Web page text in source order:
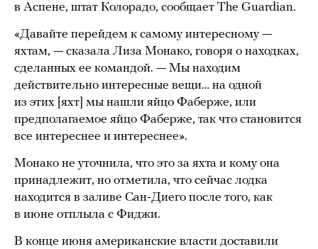
в Аспене, штат Колорадо, сообщает The Guardian.
«Давайте перейдем к самому интересному —
яхтам, — сказала Лиза Монако, говоря о находках,
сделанных ее командой. — Мы находим
действительно интересные вещи… на одной
из этих [яхт] мы нашли яйцо Фаберже, или
предполагаемое яйцо Фаберже, так что становится
все интереснее и интереснее».
Монако не уточнила, что это за яхта и кому она
принадлежит, но отметила, что сейчас лодка
находится в заливе Сан-Диего после того, как
в июне отплыла с Фиджи.
В конце июня американские власти доставили